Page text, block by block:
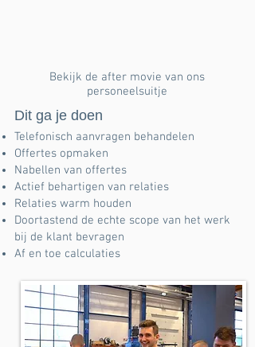
Bekijk de after movie van ons
personeelsuitje
Dit ga je doen
Telefonisch aanvragen behandelen
Offertes opmaken
Nabellen van offertes
Actief behartigen van relaties
Relaties warm houden
Doortastend de echte scope van het werk
bij de klant bevragen
Af en toe calculaties